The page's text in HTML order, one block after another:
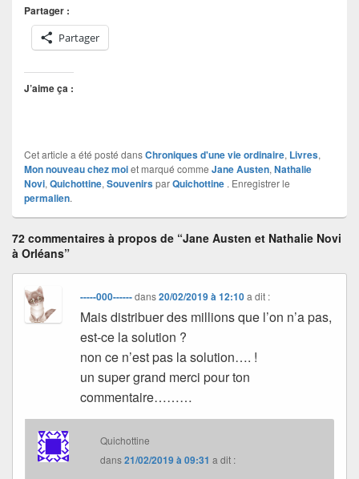
Partager :
Partager
J’aime ça :
Cet article a été posté dansChroniques d'une vie ordinaire, Livres,
Mon nouveau chez moiet marqué comme Jane Austen, Nathalie
Novi, Quichottine, SouvenirsparQuichottine . Enregistrer le
permalien.
72 commentaires à propos de “Jane Austen et Nathalie Novi
à Orléans”
-----000------dans20/02/2019 à 12:10 a dit :
Mais distribuer des millions que l’on n’a pas,
est-ce la solution ?
non ce n’est pas la solution…. !
un super grand merci pour ton
commentaire………
Quichottine
dans21/02/2019 à 09:31 a dit :